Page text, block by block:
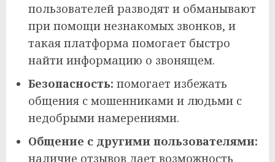
пользователей разводят и обманывают
при помощи незнакомых звонков, и
такая платформа помогает быстро
найти информацию о звонящем.
Безопасность: помогает избежать
общения с мошенниками и людьми с
недобрыми намерениями.
Общение с другими пользователями:
наличие отзывов дает возможность